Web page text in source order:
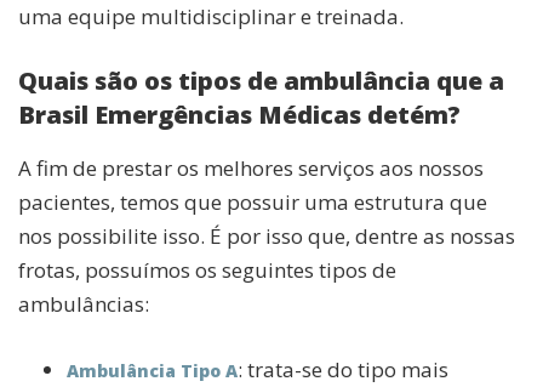
uma equipe multidisciplinar e treinada.
Quais são os tipos de ambulância que a
Brasil Emergências Médicas detém?
A fim de prestar os melhores serviços aos nossos
pacientes, temos que possuir uma estrutura que
nos possibilite isso. É por isso que, dentre as nossas
frotas, possuímos os seguintes tipos de
ambulâncias:
Ambulância Tipo A: trata-se do tipo mais